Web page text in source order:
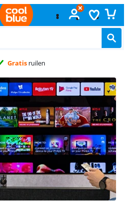
Gratis ruilen